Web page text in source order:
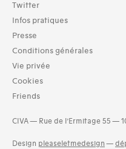
Twitter
Infos pratiques
Presse
Conditions générales
Vie privée
Cookies
Friends
CIVA — Rue de l’Ermitage 55 —
Design pleaseletmedesign —